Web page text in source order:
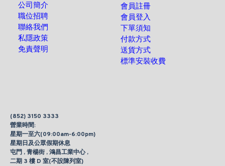
公司簡介
職位招聘
聯絡我們
私隱政策
免責聲明
會員註冊
會員登入
下單須知
付款方式
送貨方式
標準安裝收費
(852) 3150 3333
營業時間:
星期一至六(09:00am-6:00pm)
星期日及公眾假期休息
屯門 , 青楊街 , 鴻昌工業中心 ,
二期 3 樓 D 室(不設陳列室)